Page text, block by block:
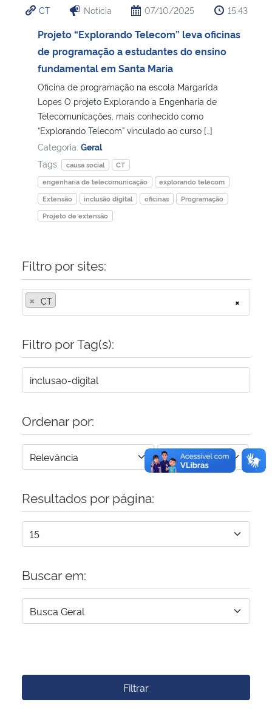
Ministério da Cidadania
Ministério da Saúde
Ministério de Minas e Energia
Ministério da Ciência, Tecnologia, Inovações e Comunicações
Ministério do Meio Ambiente
Ministério do Turismo
Ministério do Desenvolvimento Regional
Ministério da Mulher, da Família e dos Direitos Humanos
Secretaria-Geral
Advocacia-Geral da União
Banco Central do Brasil
CT Notícia 07/10/2025 15:43
Projeto “Explorando Telecom” leva oficinas
de programação a estudantes do ensino
fundamental em Santa Maria
Oficina de programação na escola Margarida
Lopes O projeto Explorando a Engenharia de
Telecomunicações, mais conhecido como
“Explorando Telecom” vinculado ao curso […]
Categoria: Geral
Tags:
causa social
CT
engenharia de telecomunicação
explorando telecom
Extensão
inclusão digital oficinas
Programação
Projeto de extensão
Filtro por sites:
×
× CT
Filtro por Tag(s):
Ordenar por:
Resultados por página:
Buscar em:
Filtrar